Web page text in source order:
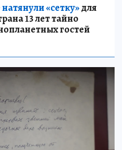
«сетку»для
13 лет тайно
гостей